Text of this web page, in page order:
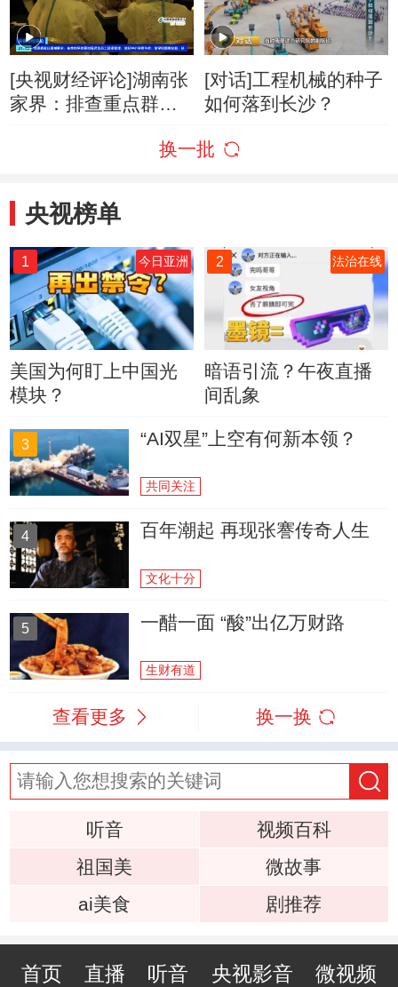
[央视财经评论]湖南张
家界：排查重点群体
[对话]工程机械的种子
如何落到长沙？
换一批
央视榜单
1 今日亚洲
美国为何盯上中国光
模块？
2 法治在线
暗语引流？午夜直播
间乱象
3 “AI双星”上空有何新本领？
共同关注
4 百年潮起 再现张謇传奇人生
文化十分
5 一醋一面 “酸”出亿万财路
生财有道
查看更多 换一换
听音
视频百科
祖国美
微故事
ai美食
剧推荐
首页 直播 听音 央视影音 微视频